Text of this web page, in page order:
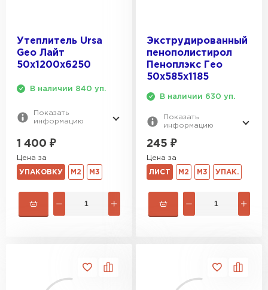
Утеплитель Ursa
Geo Лайт
50х1200х6250
В наличии 840 уп.
Показать
информацию
1 400 ₽
Цена за
УПАКОВКУ М2 М3
Экструдированный
пенополистирол
Пеноплэкс Гео
50х585х1185
В наличии 630 уп.
Показать
информацию
245 ₽
Цена за
ЛИСТ М2 М3 УПАК.
Утеплитель Тимплэкс
ПЕРЕЙТИ
Утеплитель Изовол
Утеплитель Basfiber
Утеплитель Isotec
Утеплитель Basfiber
Утеплитель Тимплэкс